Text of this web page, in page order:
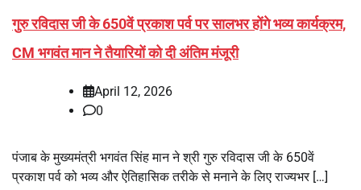
गुरु रविदास जी के 650वें प्रकाश पर्व पर सालभर होंगे भव्य कार्यक्रम,
CM भगवंत मान ने तैयारियों को दी अंतिम मंजूरी
April 12, 2026
0
पंजाब के मुख्यमंत्री भगवंत सिंह मान ने श्री गुरु रविदास जी के 650वें
प्रकाश पर्व को भव्य और ऐतिहासिक तरीके से मनाने के लिए राज्यभर […]